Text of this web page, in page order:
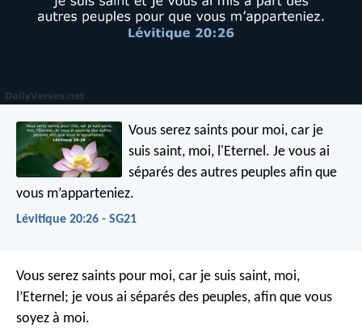
Vous serez saints pour moi, car je
suis saint, moi, l'Eternel. Je vous ai
séparés des autres peuples afin que
vous m’apparteniez.
Lévitique 20:26 - SG21
Vous serez saints pour moi, car je suis saint, moi,
l’Eternel; je vous ai séparés des peuples, afin que vous
soyez à moi.